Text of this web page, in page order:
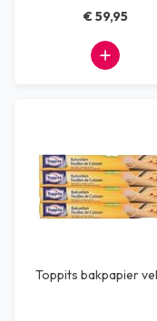
€ 59,95
Toppits bakpapier